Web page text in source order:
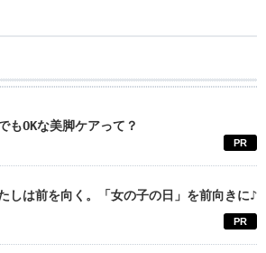
もOKな美脚ケアって？
PR
しは前を向く。「女の子の日」を前向きに♪
PR